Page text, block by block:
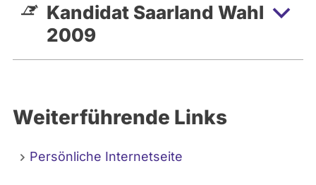
Kandidat Saarland Wahl
2009
Weiterführende Links
Persönliche Internetseite